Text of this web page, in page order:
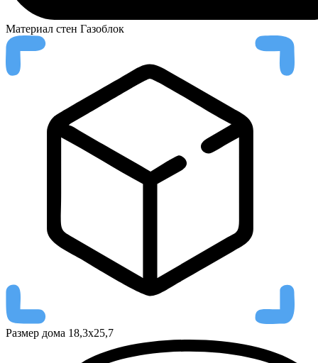
Материал стен Газоблок
Размер дома 18,3х25,7